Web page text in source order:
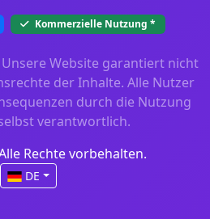
Kommerzielle Nutzung *
Unsere Website garantiert nicht
der Inhalte. Alle Nutzer
durch die Nutzung
verantwortlich.
Rechte vorbehalten.
DE